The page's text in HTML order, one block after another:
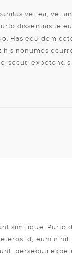
vel ea, vel
dissentias te
Has equidem
his nonumes
similique. Purto
id, eum nihil
persecuti